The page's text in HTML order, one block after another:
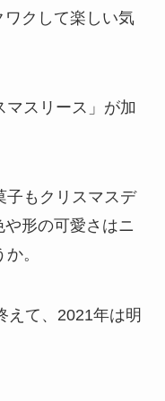
クして楽しい気
マスリース」が加
子もクリスマスデ
形の可愛さはニ
。
えて、2021年は明